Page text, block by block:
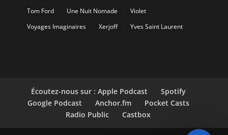
Tom Ford
Une Nuit Nomade
Violet
Voyages Imaginaires
Xerjoff Yves Saint Laurent
Écoutez-nous sur : Apple Podcast
Spotify
Google Podcast
Anchor.fm
Pocket Casts
Radio Public
Castbox